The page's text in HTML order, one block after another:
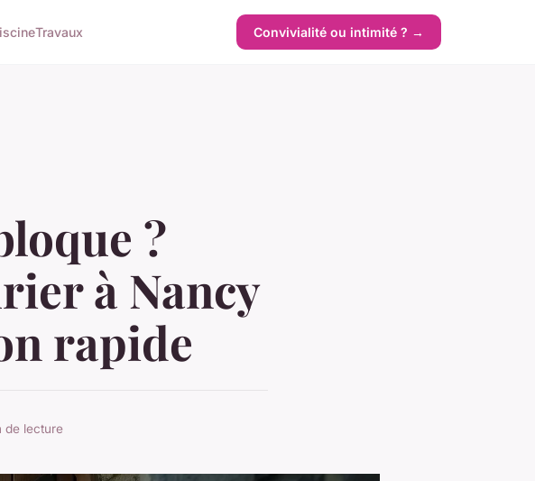
Travaux Convivialité ou intimité ? →
?
à Nancy
rapide
de lecture